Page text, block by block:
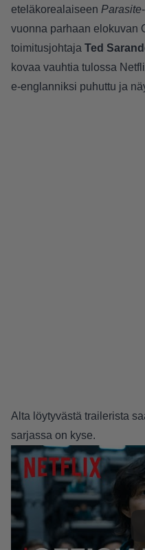
eteläkorealaiseen Parasite
vuonna parhaan elokuvan
toimitusjohtaja Ted
kovaa vauhtia tulossa
e-englanniksi puhuttu ja
Alta löytyvästä trailerista
sarjassa on kyse.